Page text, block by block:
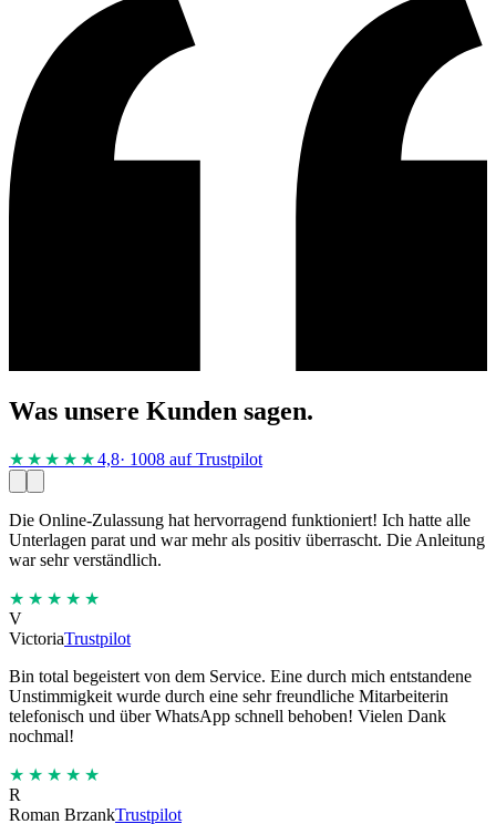
Was unsere Kunden sagen.
★★★★ ★4,8· 1008 auf Trustpilot
Die Online-Zulassung hat hervorragend funktioniert! Ich hatte alle
Unterlagen parat und war mehr als positiv überrascht. Die Anleitung
war sehr verständlich.
★★★★★
V
VictoriaTrustpilot
Bin total begeistert von dem Service. Eine durch mich entstandene
Unstimmigkeit wurde durch eine sehr freundliche Mitarbeiterin
telefonisch und über WhatsApp schnell behoben! Vielen Dank
nochmal!
★★★★★
R
Roman BrzankTrustpilot